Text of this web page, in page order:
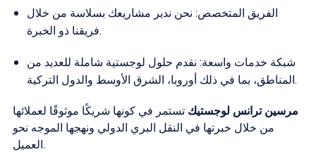
الفريق المتخصص: نحن ندير مشاريعك بسلاسة من خلال
فريقنا ذو الخبرة.
شبكة خدمات واسعة: نقدم حلول لوجستية شاملة للعديد من
المناطق، بما في ذلك أوروبا، الشرق الأوسط والدول التركية.
مرسين ترانس لوجستيك تستمر في كونها شريكًا موثوقًا لعملائها
من خلال خبرتها في النقل البري الدولي ونهجها الموجه نحو
العميل.